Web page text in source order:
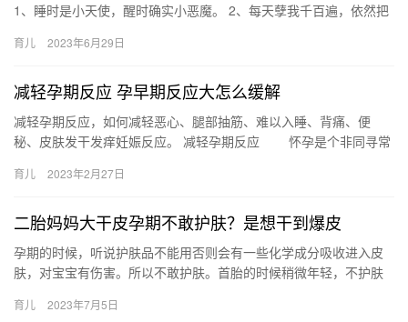
1、睡时是小天使，醒时确实小恶魔。 2、每天孽我千百遍，依然把
育儿 2023年6月29日
减轻孕期反应 孕早期反应大怎么缓解
减轻孕期反应，如何减轻恶心、腿部抽筋、难以入睡、背痛、便
秘、皮肤发干发痒妊娠反应。 减轻孕期反应 怀孕是个非同寻常
让我…
育儿 2023年2月27日
二胎妈妈大干皮孕期不敢护肤？是想干到爆皮
孕期的时候，听说护肤品不能用否则会有一些化学成分吸收进入皮
肤，对宝宝有伤害。所以不敢护肤。首胎的时候稍微年轻，不护肤
能用…
育儿 2023年7月5日